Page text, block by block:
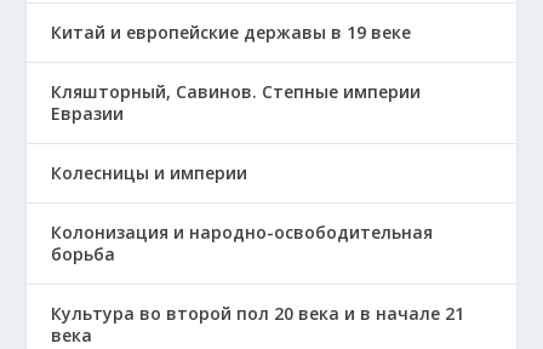
Китай и европейские державы в 19 веке
Кляшторный, Савинов. Степные империи
Евразии
Колесницы и империи
Колонизация и народно-освободительная
борьба
Культура во второй пол 20 века и в начале 21
века